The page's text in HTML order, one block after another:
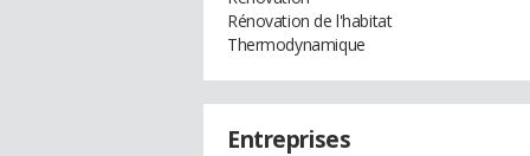
Rénovation de l'habitat
Thermodynamique
Entreprises